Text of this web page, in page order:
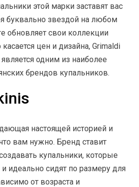
этой марки заставят вас
буквально звездой на любом
обновляет свои коллекции
цен и дизайна, Grimaldi
одним из наиболее
брендов купальников.
настоящей историей и
вам нужно. Бренд ставит
купальники, которые
идеально сидят по размеру для
от возраста и